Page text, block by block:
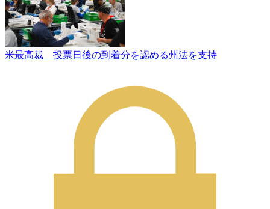
米最高裁 投票日後の到着分を認める州法を支持